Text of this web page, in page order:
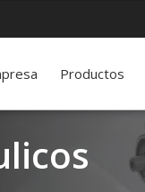
Productos